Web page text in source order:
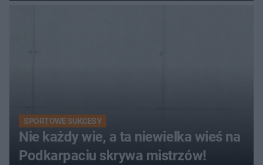
SPORTOWE SUKCESY
Nie każdy wie, a ta niewielka wieś na
Podkarpaciu skrywa mistrzów!